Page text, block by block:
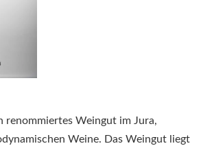
renommiertes Weingut im Jura,
Weine. Das Weingut liegt